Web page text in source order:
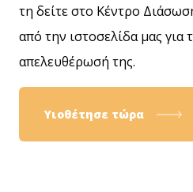
τη δείτε στο Κέντρο
από την ιστοσελίδα μας για
απελευθέρωσή της.
Υιοθέτησε τώρα